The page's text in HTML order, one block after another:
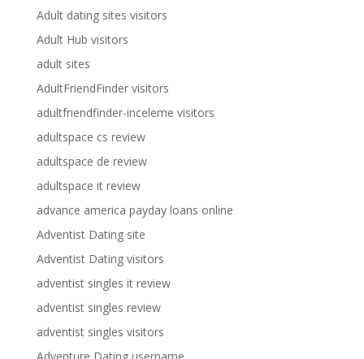
Adult dating sites visitors
Adult Hub visitors
adult sites
AdultFriendFinder visitors
adultfriendfinder-inceleme visitors
adultspace cs review
adultspace de review
adultspace it review
advance america payday loans online
Adventist Dating site
Adventist Dating visitors
adventist singles it review
adventist singles review
adventist singles visitors
Adventure Dating username